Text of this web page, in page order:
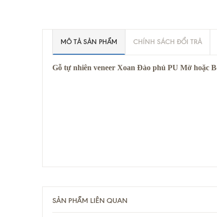
MÔ TẢ SẢN PHẨM CHÍNH SÁCH ĐỔI TRẢ
Gỗ tự nhiên veneer Xoan Đào phủ PU Mờ hoặc
SẢN PHẨM LIÊN QUAN